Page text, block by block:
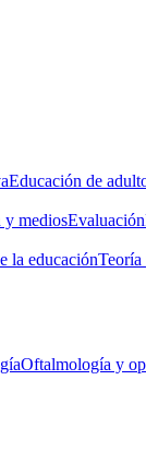
Educación de
y mediosEvaluación
la educaciónTeoría
Oftalmología y